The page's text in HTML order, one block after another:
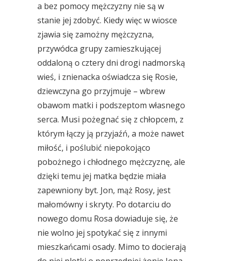
a bez pomocy mężczyzny nie są w
stanie jej zdobyć. Kiedy więc w wiosce
zjawia się zamożny mężczyzna,
przywódca grupy zamieszkującej
oddaloną o cztery dni drogi nadmorską
wieś, i znienacka oświadcza się Rosie,
dziewczyna go przyjmuje – wbrew
obawom matki i podszeptom własnego
serca. Musi pożegnać się z chłopcem, z
którym łączy ją przyjaźń, a może nawet
miłość, i poślubić niepokojąco
pobożnego i chłodnego mężczyznę, ale
dzięki temu jej matka będzie miała
zapewniony byt. Jon, mąż Rosy, jest
małomówny i skryty. Po dotarciu do
nowego domu Rosa dowiaduje się, że
nie wolno jej spotykać się z innymi
mieszkańcami osady. Mimo to docierają